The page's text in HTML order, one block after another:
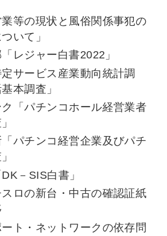
等の現状と風俗関係事犯の
いて」
レジャー白書2022」
サービス産業動向統計調
本調査」
「パチンコホール経営業者
パチンコ経営企業及びパチ
－SIS白書」
ロの新台・中古の確認証紙
ト・ネットワークの依存問